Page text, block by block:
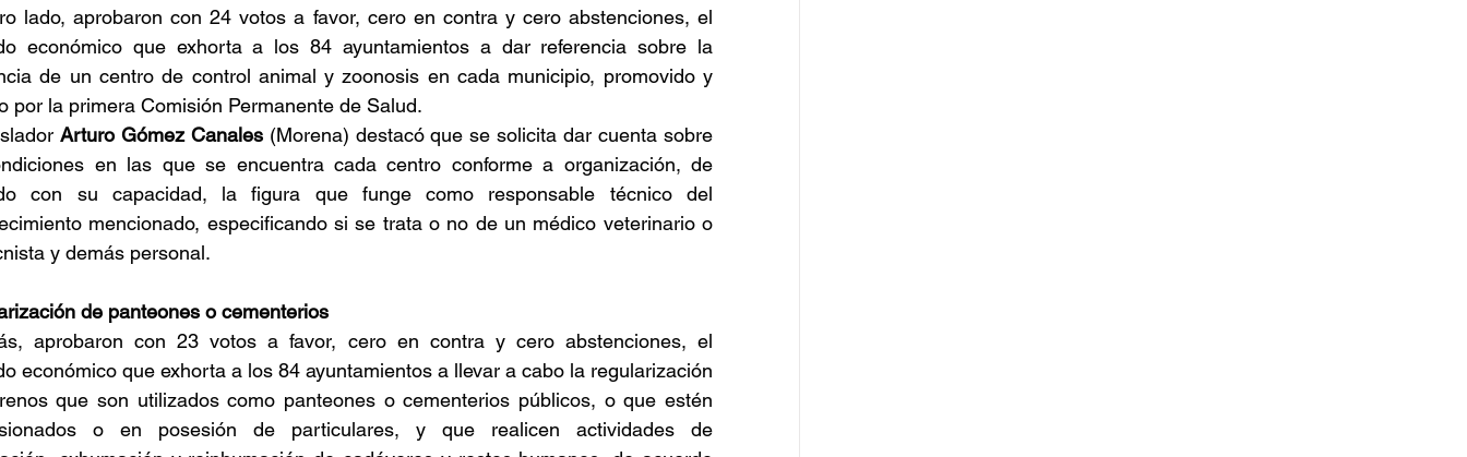
lado, aprobaron con 24 votos a favor, cero en contra y cero abstenciones, el
económico que exhorta a los 84 ayuntamientos a dar referencia sobre la
de un centro de control animal y zoonosis en cada municipio, promovido y
por la primera Comisión Permanente de Salud.
Arturo Gómez Canales (Morena) destacó que se solicita dar cuenta sobre
en las que se encuentra cada centro conforme a organización, de
con su capacidad, la figura que funge como responsable técnico del
mencionado, especificando si se trata o no de un médico veterinario o
y demás personal.
de panteones o cementerios
aprobaron con 23 votos a favor, cero en contra y cero abstenciones, el
económico que exhorta a los 84 ayuntamientos a llevar a cabo la regularización
que son utilizados como panteones o cementerios públicos, o que estén
o en posesión de particulares, y que realicen actividades de